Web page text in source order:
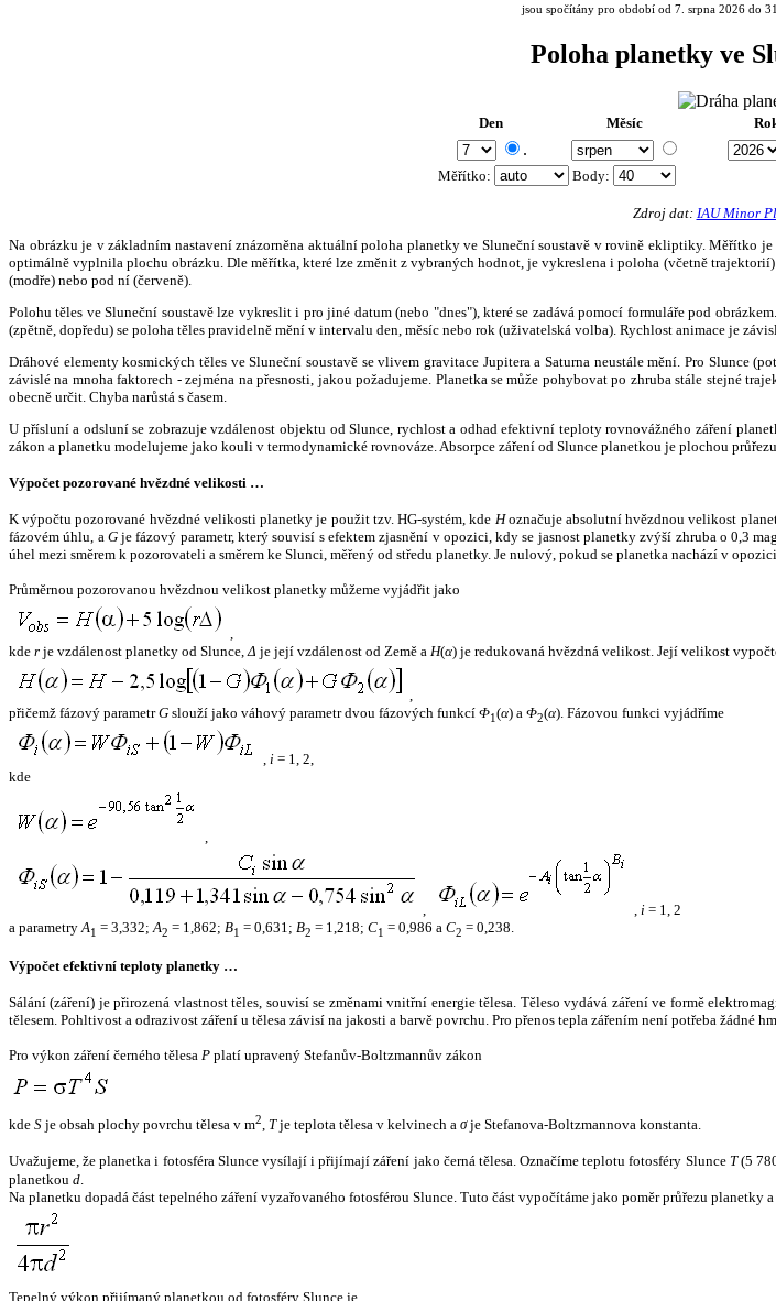
jsou spočítány pro období od 7. srpna 2026 do
Poloha planetky ve
Den Měsíc
.
Měřítko: Body:
Zdroj dat: IAU Minor
Na obrázku je v základním nastavení znázorněna aktuální poloha planetky ve Sluneční soustavě v rovině ekliptiky.
optimálně vyplnila plochu obrázku. Dle měřítka, které lze změnit z vybraných hodnot, je vykreslena i poloha (včetně
(modře) nebo pod ní (červeně).
Polohu těles ve Sluneční soustavě lze vykreslit i pro jiné datum (nebo "dnes"), které se zadává pomocí formuláře pod
(zpětně, dopředu) se poloha těles pravidelně mění v intervalu den, měsíc nebo rok (uživatelská volba). Rychlost animace je
Dráhové elementy kosmických těles ve Sluneční soustavě se vlivem gravitace Jupitera a Saturna neustále mění. Pro
závislé na mnoha faktorech - zejména na přesnosti, jakou požadujeme. Planetka se může pohybovat po zhruba stále stejné
obecně určit. Chyba narůstá s časem.
U přísluní a odsluní se zobrazuje vzdálenost objektu od Slunce, rychlost a odhad efektivní teploty rovnovážného záření
zákon a planetku modelujeme jako kouli v termodynamické rovnováze. Absorpce záření od Slunce planetkou je plochou
Výpočet pozorované hvězdné velikosti …
K výpočtu pozorované hvězdné velikosti planetky je použit tzv. HG-systém, kde Hoznačuje absolutní hvězdnou velikost
fázovém úhlu, a Gje fázový parametr, který souvisí s efektem zjasnění v opozici, kdy se jasnost planetky zvýší zhruba o 0,3
úhel mezi směrem k pozorovateli a směrem ke Slunci, měřený od středu planetky. Je nulový, pokud se planetka nachází v
Průměrnou pozorovanou hvězdnou velikost planetky můžeme vyjádřit jako
,
kde r je vzdálenost planetky od Slunce,Δ je její vzdálenost od Země a H(α) je redukovaná hvězdná velikost. Její velikost
,
přičemž fázový parametrG slouží jako váhový parametr dvou fázových funkcí Φ1(α) a Φ2(α). Fázovou funkci vyjádříme
, i = 1, 2,
kde
,
, , i = 1, 2
a parametryA1 = 3,332;A2 = 1,862; B1 = 0,631; B2 = 1,218; C1 = 0,986 a C2 = 0,238.
Výpočet efektivní teploty planetky …
Sálání (záření) je přirozená vlastnost těles, souvisí se změnami vnitřní energie tělesa. Těleso vydává záření ve formě
tělesem. Pohltivost a odrazivost záření u tělesa závisí na jakosti a barvě povrchu. Pro přenos tepla zářením není potřeba žádné
Pro výkon záření černého tělesa P platí upravený Stefanův-Boltzmannův zákon
kde S je obsah plochy povrchu tělesa v m2, Tje teplota tělesa v kelvinech a σje Stefanova-Boltzmannova konstanta.
Uvažujeme, že planetka i fotosféra Slunce vysílají i přijímají záření jako černá tělesa. Označíme teplotu fotosféry Slunce T(5
planetkou d.
Na planetku dopadá část tepelného záření vyzařovaného fotosférou Slunce. Tuto část vypočítáme jako poměr průřezu planetky
Tepelný výkon přijímaný planetkou od fotosféry Slunce je